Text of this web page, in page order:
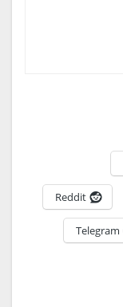
Reddit
Telegram